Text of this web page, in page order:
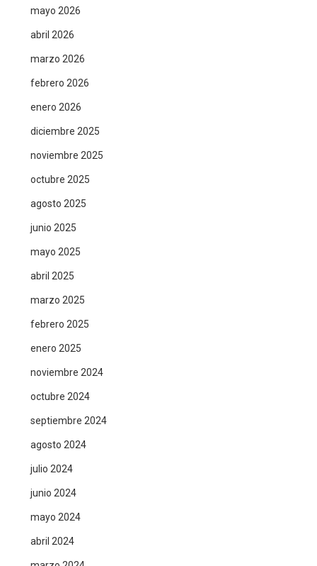
mayo 2026
abril 2026
marzo 2026
febrero 2026
enero 2026
diciembre 2025
noviembre 2025
octubre 2025
agosto 2025
junio 2025
mayo 2025
abril 2025
marzo 2025
febrero 2025
enero 2025
noviembre 2024
octubre 2024
septiembre 2024
agosto 2024
julio 2024
junio 2024
mayo 2024
abril 2024